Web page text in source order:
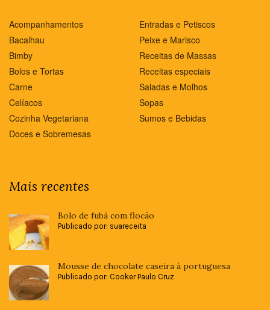
Acompanhamentos
Bacalhau
Bimby
Bolos e Tortas
Carne
Celíacos
Cozinha Vegetariana
Doces e Sobremesas
Entradas e Petiscos
Peixe e Marisco
Receitas de Massas
Receitas especiais
Saladas e Molhos
Sopas
Sumos e Bebidas
Mais recentes
Bolo de fubá com flocão
Publicado por: suareceita
Mousse de chocolate caseira à portuguesa
Publicado por: Cooker Paulo Cruz